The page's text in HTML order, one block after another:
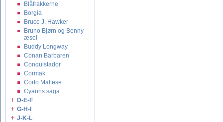
Blåfrakkerne
Borgia
Bruce J. Hawker
Bruno Bjørn og Benny
æsel
Buddy Longway
Conan Barbaren
Conquistador
Cormak
Corto Maltese
Cyanns saga
D-E-F
G-H-I
J-K-L